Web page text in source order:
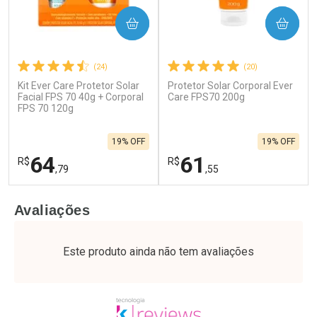
(24)
Kit Ever Care Protetor Solar
Facial FPS 70 40g + Corporal
FPS 70 120g
R$64,79
19% OFF
COMPRAR
Laboratório
Por Menos
(20)
Protetor Solar Corporal Ever
Care FPS70 200g
R$61 ,55
19% OFF
COMPRAR
Laboratório
Por Menos
Avaliações
Este produto ainda não tem avaliações